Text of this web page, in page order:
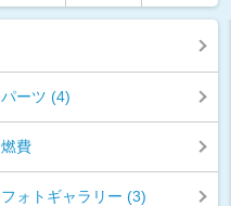
パーツ (4)
燃費
フォトギャラリー (3)